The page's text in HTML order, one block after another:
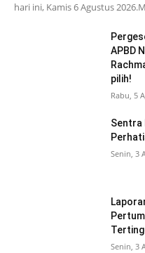
hari ini, Kamis 6 Agustus
APBD
pilih!
Rabu, 5
Sentra
Senin, 3
Senin, 3